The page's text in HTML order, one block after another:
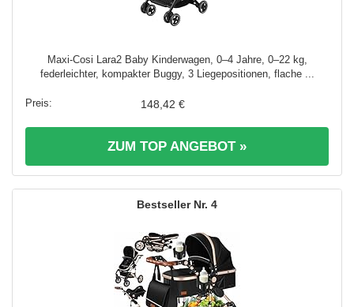
Maxi-Cosi Lara2 Baby Kinderwagen, 0–4 Jahre, 0–22 kg,
federleichter, kompakter Buggy, 3 Liegepositionen, flache ...
148,42 €
ZUM TOP ANGEBOT »
4